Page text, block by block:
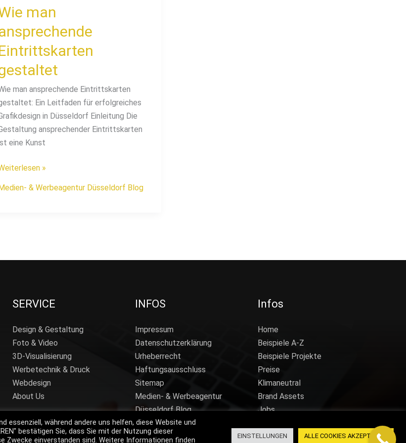
man
man ansprechende Eintrittskarten
Ein Leitfaden für erfolgreiches
in Düsseldorf Einleitung Die
ansprechender Eintrittskarten
eine Kunst
»
& Werbeagentur Düsseldorf Blog
SERVICE
Design & Gestaltung
Foto & Video
3D-Visualisierung
Werbetechnik & Druck
Webdesign
About Us
INFOS
Impressum
Datenschutzerklärung
Urheberrecht
Haftungsausschluss
Sitemap
Medien- & Werbeagentur
Düsseldorf Blog
Infos
Home
Beispiele A-Z
Beispiele Projekte
Preise
Klimaneutral
Brand Assets
Jobs
essenziell, während andere uns helfen, diese Website und
bestätigen Sie, dass Sie mit der Nutzung dieser
Zwecke einverstanden sind. Weitere Informationen finden
EINSTELLUNGEN ALLE COOKIES AKZEPTIEREN